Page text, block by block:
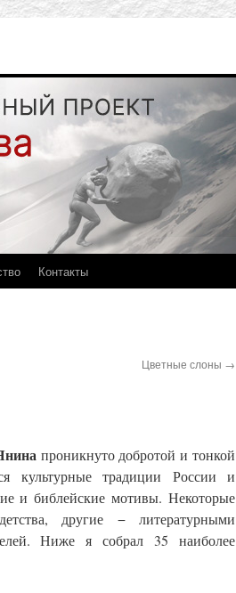
Контакты
Цветные слоны →
проникнуто добротой и тонкой
культурные традиции России и
и библейские мотивы. Некоторые
другие − литературными
Ниже я собрал 35 наиболее